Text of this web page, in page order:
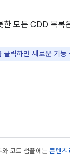
한 모든 CDD 목록
클릭하면 새로운 기
코드 샘플에는 콘텐츠